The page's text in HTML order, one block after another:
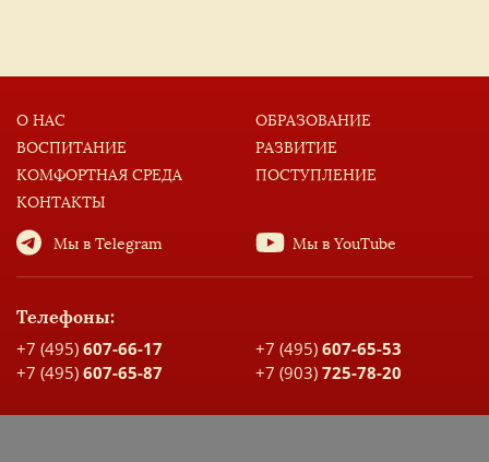
О НАС
ОБРАЗОВАНИЕ
ВОСПИТАНИЕ
РАЗВИТИЕ
КОМФОРТНАЯ СРЕДА
ПОСТУПЛЕНИЕ
КОНТАКТЫ
Мы в Telegram Мы в YouTube
Телефоны:
+7 (495) 607-66-17 +7 (495) 607-65-53
+7 (495) 607-65-87 +7 (903) 725-78-20